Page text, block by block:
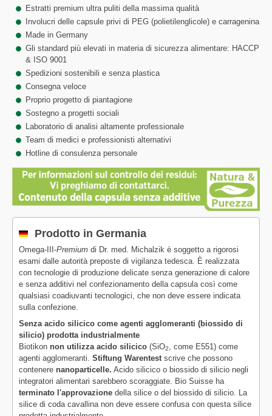
Estratti premium ultra puliti della massima qualità
Involucri delle capsule privi di PEG (polietilenglicole) e carragenina
Made in Germany
Gli standard più elevati in materia di sicurezza alimentare: HACCP
& ISO 9001
Spedizioni sostenibili e senza plastica
Consegna veloce
Proprio progetto di piantagione
Sostegno a progetti sociali
Laboratorio di analisi altamente professionale
Team di medici e professionisti alternativi
Hotline di consulenza personale
Prodotto in Germania
Omega-III-Premium di Dr. med. Michalzik è soggetto a rigorosi
esami dalle autorità preposte di vigilanza tedesca. È realizzata
con tecnologie di produzione delicate senza generazione di calore
e senza additivi nel confezionamento della capsula così come
qualsiasi coadiuvanti tecnologici, che non deve essere indicata
sulla confezione.
Senza acido silicico come agenti agglomeranti (biossido di
silicio) prodotta industrialmente
Biotikon non utilizza acido silicico (SiO2
, come E551) come
agenti agglomeranti. Stiftung Warentest scrive che possono
contenere nanoparticelle. Acido silicico o biossido di silicio negli
integratori alimentari sarebbero scoraggiate. Bio Suisse ha
terminato l'approvazione della silice o del biossido di silicio. La
silice di coda cavallina non deve essere confusa con questa silice